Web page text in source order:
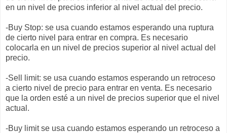
en un nivel de precios inferior al nivel actual del precio.
-Buy Stop: se usa cuando estamos esperando una ruptura
de cierto nivel para entrar en compra. Es necesario
colocarla en un nivel de precios superior al nivel actual del
precio.
-Sell limit: se usa cuando estamos esperando un retroceso
a cierto nivel de precio para entrar en venta. Es necesario
que la orden esté a un nivel de precios superior que el nivel
actual.
-Buy limit se usa cuando estamos esperando un retroceso a